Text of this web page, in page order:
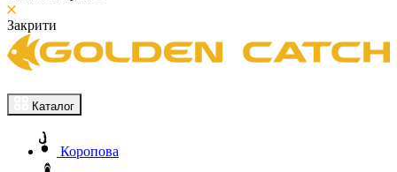
Закрити
Каталог
Коропова